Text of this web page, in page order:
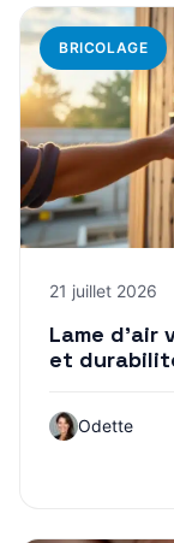
BRICOLAGE
21 juillet 2026
Lame
et
Odette